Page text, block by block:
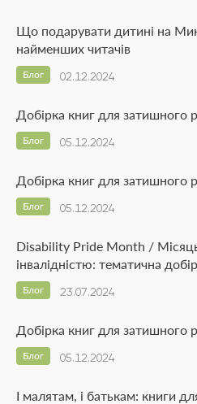
Що подарувати дитині на
найменших читачів
02.12.2024
Блог
Добірка книг для затишного
05.12.2024
Блог
Добірка книг для затишного
05.12.2024
Блог
Disability Pride Month /
інвалідністю: тематична
23.07.2024
Блог
Добірка книг для затишного
05.12.2024
Блог
І малятам, і батькам: книги